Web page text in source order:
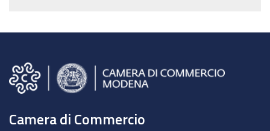
Camera di Commercio